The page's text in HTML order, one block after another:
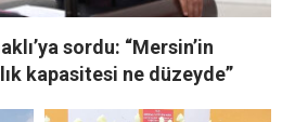
sordu: “Mersin’in
kapasitesi ne düzeyde”